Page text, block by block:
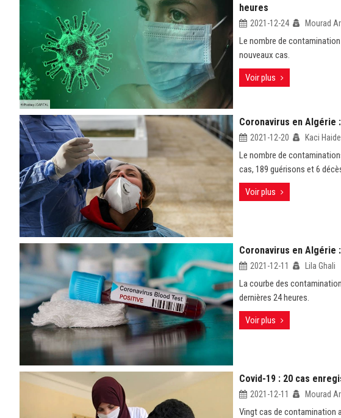
heures
2021-12-24 Mourad
Le nombre de
nouveaux cas.
Voir plus
Coronavirus en Algérie
2021-12-20 Kaci
Le nombre de
cas, 189 guérisons et 6
Voir plus
Coronavirus en Algérie
2021-12-11 Lila Ghali
La courbe des
dernières 24 heures.
Voir plus
Covid-19 : 20 cas
2021-12-11 Mourad
Vingt cas de contamination